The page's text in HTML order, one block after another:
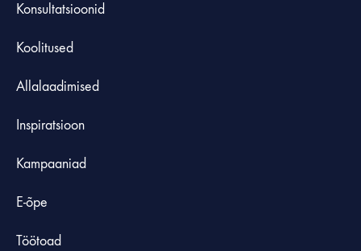
Konsultatsioonid
Koolitused
Allalaadimised
Inspiratsioon
Kampaaniad
E-õpe
Töötoad